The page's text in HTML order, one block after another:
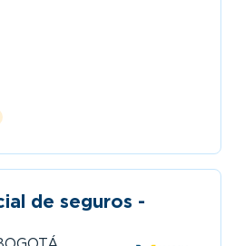
de seguros -